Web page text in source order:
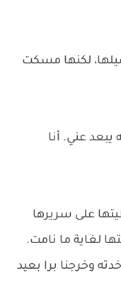
لكنها مسكت
عني. أنا
على سريرها
لغاية ما نامت.
وخرجنا برا بعيد